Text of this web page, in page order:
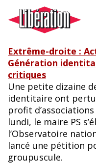
Extrême-droite :
Génération
critiques
Une petite dizaine
identitaire ont
profit d’associations
lundi, le maire PS
l’Observatoire
lancé une pétition
groupuscule.